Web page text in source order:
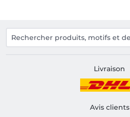
Livraison
Avis clients